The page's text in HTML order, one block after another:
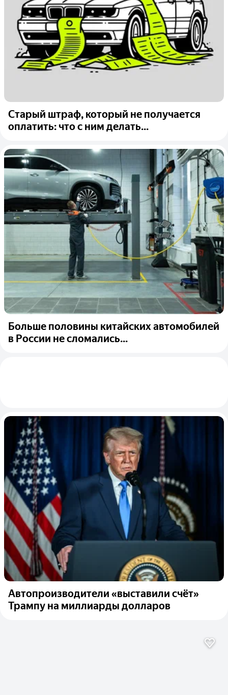
Старый штраф, который не получается
оплатить: что с ним делать...
Больше половины китайских автомобилей
в России не сломались...
Автопроизводители «выставили счёт»
Трампу на миллиарды долларов